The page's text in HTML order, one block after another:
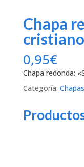
Chapa
0,95€
Chapa redonda:
Categoría: Chapas